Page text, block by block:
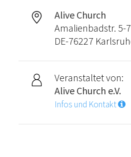
Alive Church
Amalienbadstr. 5-7
DE-76227
Veranstaltet von:
Alive Church e.V.
Infos und Kontakt